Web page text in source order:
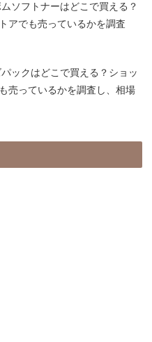
ソフトナーはどこで買える？
アでも売っているかを調査
ックはどこで買える？ショッ
売っているかを調査し、相場